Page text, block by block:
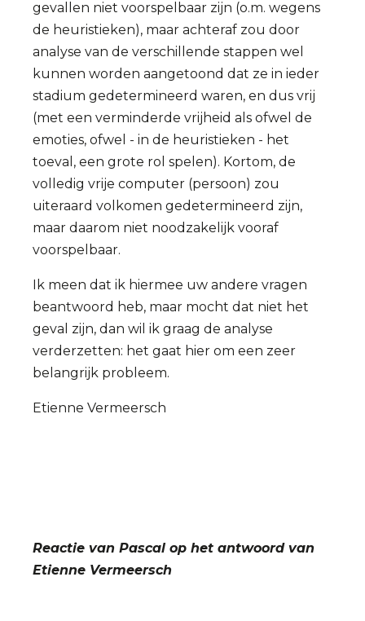
gevallen niet voorspelbaar zijn (o.m. wegens
de heuristieken), maar achteraf zou door
analyse van de verschillende stappen wel
kunnen worden aangetoond dat ze in ieder
stadium gedetermineerd waren, en dus vrij
(met een verminderde vrijheid als ofwel de
emoties, ofwel - in de heuristieken - het
toeval, een grote rol spelen). Kortom, de
volledig vrije computer (persoon) zou
uiteraard volkomen gedetermineerd zijn,
maar daarom niet noodzakelijk vooraf
voorspelbaar.
Ik meen dat ik hiermee uw andere vragen
beantwoord heb, maar mocht dat niet het
geval zijn, dan wil ik graag de analyse
verderzetten: het gaat hier om een zeer
belangrijk probleem.
Etienne Vermeersch
Reactie van Pascal op het antwoord van
Etienne Vermeersch